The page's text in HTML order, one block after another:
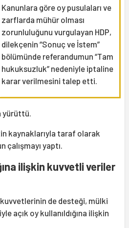
Kanunlara göre oy pusulaları ve
zarflarda mühür olması
zorunluluğunu vurgulayan HDP,
dilekçenin “Sonuç ve İstem”
bölümünde referandumun “Tam
hukuksuzluk” nedeniyle iptaline
karar verilmesini talep etti.
yürüttü.
kaynaklarıyla taraf olarak
çalışmayı yaptı.
ilişkin kuvvetli veriler
de desteği, mülki
açık oy kullanıldığına ilişkin